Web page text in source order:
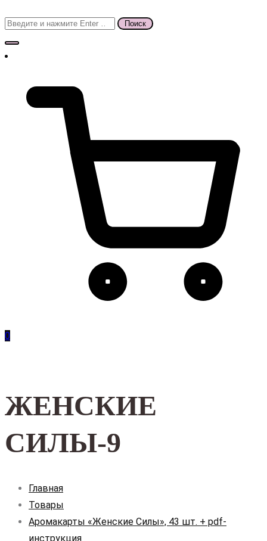
Поиск
для:
0
ЖЕНСКИЕ
СИЛЫ-9
Главная
Товары
Аромакарты «Женские Силы», 43 шт. + pdf-
инструкция